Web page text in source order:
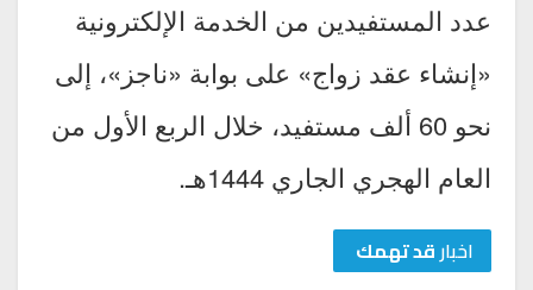
عدد المستفيدين من الخدمة الإلكترونية
«إنشاء عقد زواج» على بوابة «ناجز»، إلى
نحو 60 ألف مستفيد، خلال الربع الأول من
العام الهجري الجاري 1444هـ.
اخبارقد تهمك